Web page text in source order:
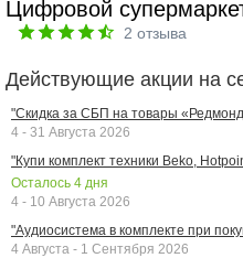
Цифровой
2 отзыва
Действующие акции на
"Скидка за СБП на товары
4 - 31 Августа 2026
"Купи комплект техники Beko,
Осталось 4 дня
4 - 10 Августа 2026
"Аудиосистема в комплекте при
4 Августа - 1 Сентября 2026